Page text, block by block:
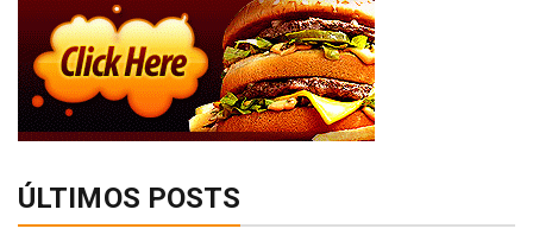
ÚLTIMOS POSTS